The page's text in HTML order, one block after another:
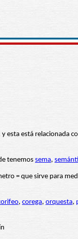
y esta está relacionada
tenemos sema,
= que sirve para
, corega, orquesta,